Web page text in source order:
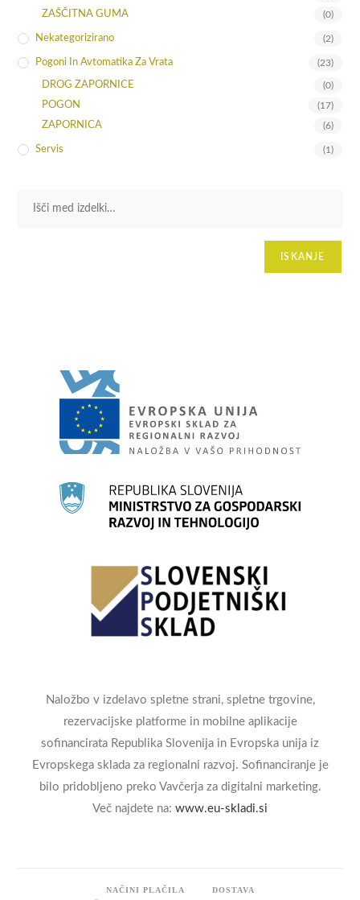
ZAŠČITNA GUMA (0)
Nekategorizirano (2)
Pogoni In Avtomatika Za Vrata (23)
DROG ZAPORNICE (0)
POGON (17)
ZAPORNICA (6)
Servis (1)
ISKANJE
Naložbo v izdelavo spletne strani, spletne trgovine,
rezervacijske platforme in mobilne aplikacije
sofinancirata Republika Slovenija in Evropska unija iz
Evropskega sklada za regionalni razvoj. Sofinanciranje je
bilo pridobljeno preko Vavčerja za digitalni marketing.
Več najdete na: www.eu-skladi.si
NAČINI PLAČILA DOSTAVA